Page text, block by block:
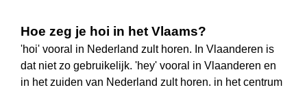
Hoe zeg je hoi in het Vlaams?
'hoi' vooral in Nederland zult horen. In Vlaanderen is
dat niet zo gebruikelijk. 'hey' vooral in Vlaanderen en
in het zuiden van Nederland zult horen. in het centrum